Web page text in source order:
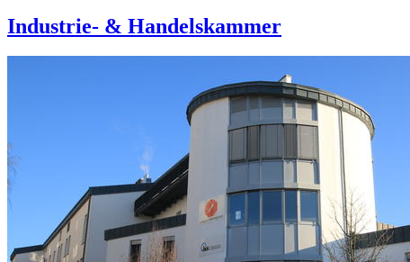
Industrie- & Handelskammer